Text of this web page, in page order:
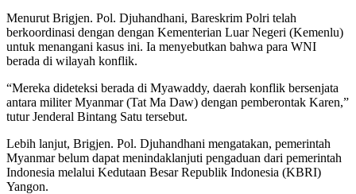
Menurut Brigjen. Pol. Djuhandhani, Bareskrim Polri telah
berkoordinasi dengan dengan Kementerian Luar Negeri (Kemenlu)
untuk menangani kasus ini. Ia menyebutkan bahwa para WNI
berada di wilayah konflik.
“Mereka dideteksi berada di Myawaddy, daerah konflik bersenjata
antara militer Myanmar (Tat Ma Daw) dengan pemberontak Karen,”
tutur Jenderal Bintang Satu tersebut.
Lebih lanjut, Brigjen. Pol. Djuhandhani mengatakan, pemerintah
Myanmar belum dapat menindaklanjuti pengaduan dari pemerintah
Indonesia melalui Kedutaan Besar Republik Indonesia (KBRI)
Yangon.